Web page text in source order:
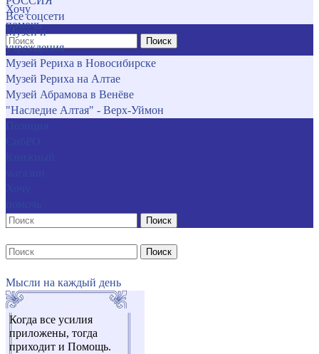
Хочу
помочь
Поиск
Все соцсети
Музеи и
учреждения
Музей Рериха в Новосибирске
Музей Рериха на Алтае
Музей Абрамова в Венёве
"Наследие Алтая" - Верх-Уймон
Поиск
Поиск
Мысли на каждый день
Когда все усилия
приложены, тогда
приходит и Помощь.